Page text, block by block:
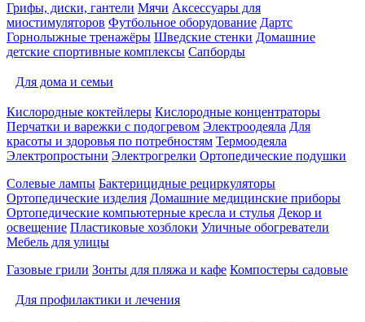
Грифы, диски, гантели Мячи Аксессуары для
миостимуляторов Футбольное оборудование Дартс
Горнолыжные тренажёры Шведские стенки Домашние
детские спортивные комплексы Сапборды
Для дома и семьи
Кислородные коктейлеры Кислородные концентраторы
Перчатки и варежки с подогревом Электроодеяла Для
красоты и здоровья по потребностям Термоодеяла
Электропростыни Электрогрелки Ортопедические подушки
Солевые лампы Бактерицидные рециркуляторы
Ортопедические изделия Домашние медицинские приборы
Ортопедические компьютерные кресла и стулья Декор и
освещение Пластиковые хозблоки Уличные обогреватели
Мебель для улицы
Газовые грили Зонты для пляжа и кафе Компостеры садовые
Для профилактики и лечения